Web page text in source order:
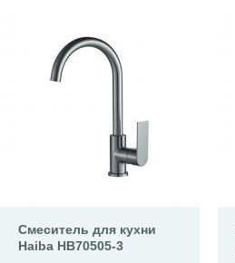
Смеситель для кухни
Haiba HB70505-3